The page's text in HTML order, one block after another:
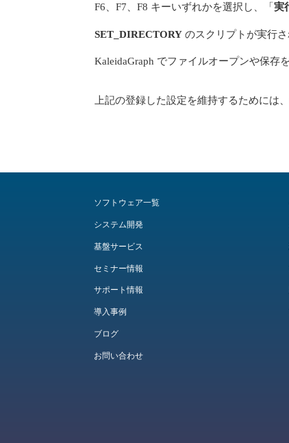
F6、F7、F8 キーいずれかを選択し、「実
SET_DIRECTORY のスクリプトが実行
KaleidaGraph でファイルオープンや保存
上記の登録した設定を維持するためには
ソフトウェア一覧
システム開発
基盤サービス
セミナー情報
サポート情報
導入事例
ブログ
お問い合わせ